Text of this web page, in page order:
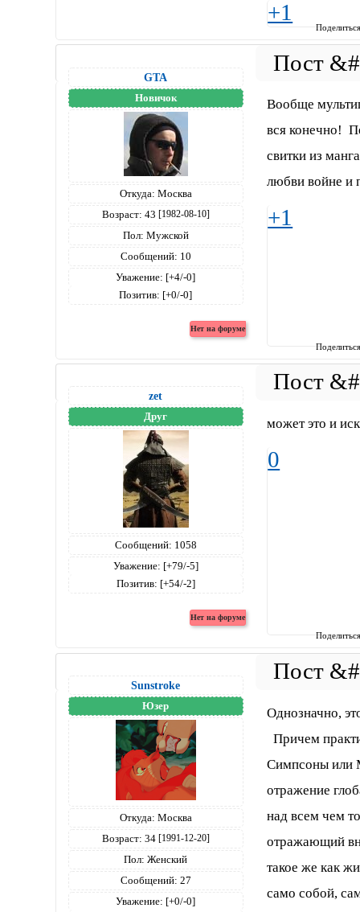
+1
GTA
Новичок
Откуда: Москва
Возраст: 43 [1982-08-10]
Пол: Мужской
Сообщений: 10
Уважение: [+4/-0]
Позитив: [+0/-0]
Вообще
вся конечно!
свитки из
любви войне и
+1
zet
Друг
Сообщений: 1058
Уважение: [+79/-5]
Позитив: [+54/-2]
может это и
0
Sunstroke
Юзер
Откуда: Москва
Возраст: 34 [1991-12-20]
Пол: Женский
Сообщений: 27
Уважение: [+0/-0]
Однозначно,
Причем
Симпсоны или
отражение
над всем чем
отражающий
такое же как
само собой,